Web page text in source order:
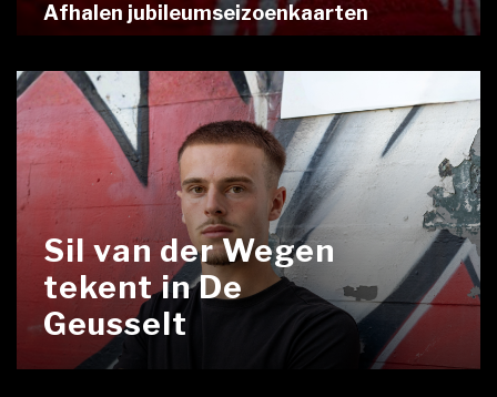
Afhalen jubileumseizoenkaarten
Sil van der Wegen
tekent in De
Geusselt